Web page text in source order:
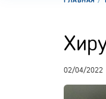
02/04/2022